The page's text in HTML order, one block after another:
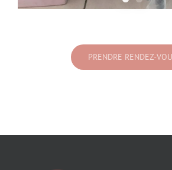
PRENDRE RENDEZ-